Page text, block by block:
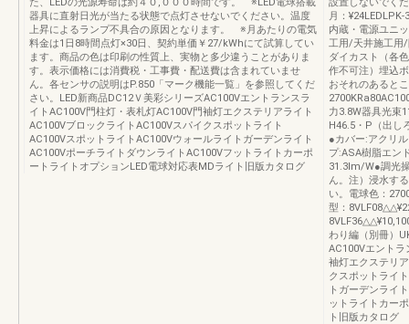
器具に直射日光が当たる状態で点灯させないでください。温度
上昇によるランプ不具合の原因となります。 ※月あたりの電気
料金は1日8時間点灯×30日、契約単価￥27/kWhにて試算してい
ます。商品の色は印刷の性質上、実物と多少違うことがありま
す。表示価格には消費税・工事費・配送費は含まれていませ
ん。各センサの説明はP.850「マーク機能一覧」を参照してくだ
さい。LED新商品DC12Ｖ美彩シリーズAC100Vエントランスラ
イトAC100V門柱灯・表札灯AC100V門袖灯エクステリアライト
AC100VブロックライトAC100Vスパイクスポットライト
AC100VスポットライトAC100Vウォールライトガーデンライト
AC100VポーチライトダウンライトAC100Vフットライトカーポ
ートライトオプションLED電球対応表MDライト旧版カタログ
月：
内蔵・電源ユニ
工用/天井施工用
ダイカスト（各
作不可注）埋込
おそれのあると
力3.8W器具光束
H46.5・P（出し
●カバー:アクリ
プ:ASA樹脂エン
31.3lm/W●調光
ん。注）浸水す
い。電球色：
型：
わり編（別冊）
AC100Vエントラ
袖灯エクステリ
クスポットライ
トガーデンライ
ットライトカー
ト旧版カタログ